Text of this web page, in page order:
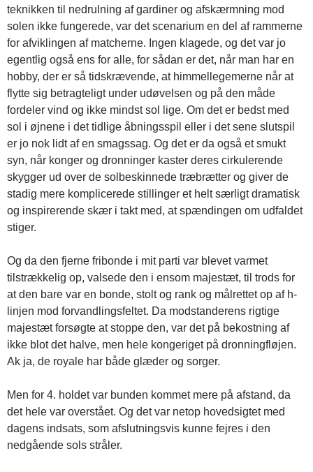
teknikken til nedrulning af gardiner og afskærmning mod
solen ikke fungerede, var det scenarium en del af rammerne
for afviklingen af matcherne. Ingen klagede, og det var jo
egentlig også ens for alle, for sådan er det, når man har en
hobby, der er så tidskrævende, at himmellegemerne når at
flytte sig betragteligt under udøvelsen og på den måde
fordeler vind og ikke mindst sol lige. Om det er bedst med
sol i øjnene i det tidlige åbningsspil eller i det sene slutspil
er jo nok lidt af en smagssag. Og det er da også et smukt
syn, når konger og dronninger kaster deres cirkulerende
skygger ud over de solbeskinnede træbrætter og giver de
stadig mere komplicerede stillinger et helt særligt dramatisk
og inspirerende skær i takt med, at spændingen om udfaldet
stiger.
Og da den fjerne fribonde i mit parti var blevet varmet
tilstrækkelig op, valsede den i ensom majestæt, til trods for
at den bare var en bonde, stolt og rank og målrettet op af h-
linjen mod forvandlingsfeltet. Da modstanderens rigtige
majestæt forsøgte at stoppe den, var det på bekostning af
ikke blot det halve, men hele kongeriget på dronningfløjen.
Ak ja, de royale har både glæder og sorger.
Men for 4. holdet var bunden kommet mere på afstand, da
det hele var overstået. Og det var netop hovedsigtet med
dagens indsats, som afslutningsvis kunne fejres i den
nedgående sols stråler.